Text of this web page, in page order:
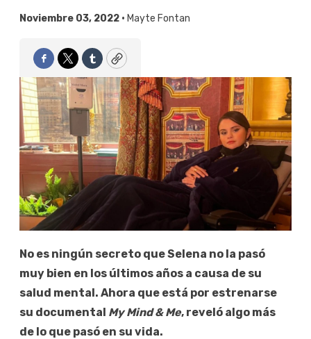
Noviembre 03, 2022 • Mayte Fontan
Facebook
TwitterTumblrCopy
No es ningún secreto que Selena no la pasó
muy bien en los últimos años a causa de su
salud mental. Ahora que está por estrenarse
su documental My Mind & Me, reveló algo más
de lo que pasó en su vida.